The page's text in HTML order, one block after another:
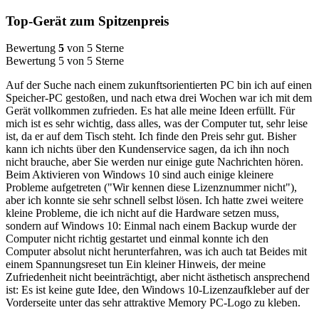
Top-Gerät zum Spitzenpreis
Bewertung 5 von 5 Sterne
Bewertung 5 von 5 Sterne
Auf der Suche nach einem zukunftsorientierten PC bin ich auf einen
Speicher-PC gestoßen, und nach etwa drei Wochen war ich mit dem
Gerät vollkommen zufrieden. Es hat alle meine Ideen erfüllt. Für
mich ist es sehr wichtig, dass alles, was der Computer tut, sehr leise
ist, da er auf dem Tisch steht. Ich finde den Preis sehr gut. Bisher
kann ich nichts über den Kundenservice sagen, da ich ihn noch
nicht brauche, aber Sie werden nur einige gute Nachrichten hören.
Beim Aktivieren von Windows 10 sind auch einige kleinere
Probleme aufgetreten ("Wir kennen diese Lizenznummer nicht"),
aber ich konnte sie sehr schnell selbst lösen. Ich hatte zwei weitere
kleine Probleme, die ich nicht auf die Hardware setzen muss,
sondern auf Windows 10: Einmal nach einem Backup wurde der
Computer nicht richtig gestartet und einmal konnte ich den
Computer absolut nicht herunterfahren, was ich auch tat Beides mit
einem Spannungsreset tun Ein kleiner Hinweis, der meine
Zufriedenheit nicht beeinträchtigt, aber nicht ästhetisch ansprechend
ist: Es ist keine gute Idee, den Windows 10-Lizenzaufkleber auf der
Vorderseite unter das sehr attraktive Memory PC-Logo zu kleben.